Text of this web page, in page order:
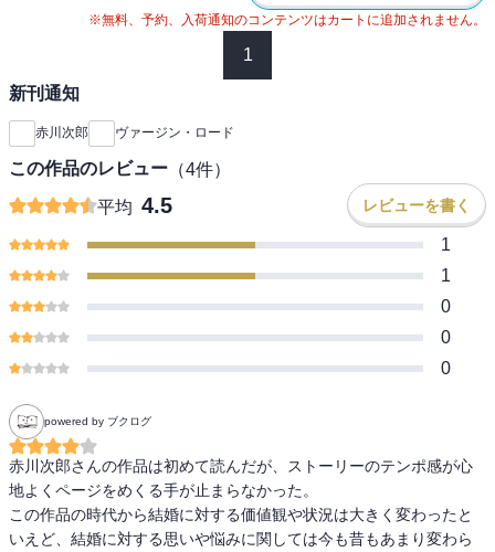
※無料、予約、入荷通知のコンテンツはカートに追加されません。
1
新刊通知
赤川次郎 ヴァージン・ロード
この作品のレビュー （4件）
平均 4.5 レビューを書く
1
1
0
0
0
powered by ブクログ
赤川次郎さんの作品は初めて読んだが、ストーリーのテンポ感が心
地よくページをめくる手が止まらなかった。
この作品の時代から結婚に対する価値観や状況は大きく変わったと
いえど、結婚に対する思いや悩みに関しては今も昔もあまり変わら